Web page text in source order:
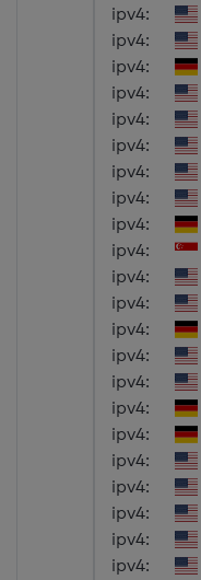
ipv4:
ipv4:
ipv4:
ipv4:
ipv4:
ipv4:
ipv4:
ipv4:
ipv4:
ipv4:
ipv4:
ipv4:
ipv4:
ipv4:
ipv4:
ipv4:
ipv4:
ipv4:
ipv4:
ipv4:
ipv4:
ipv4: